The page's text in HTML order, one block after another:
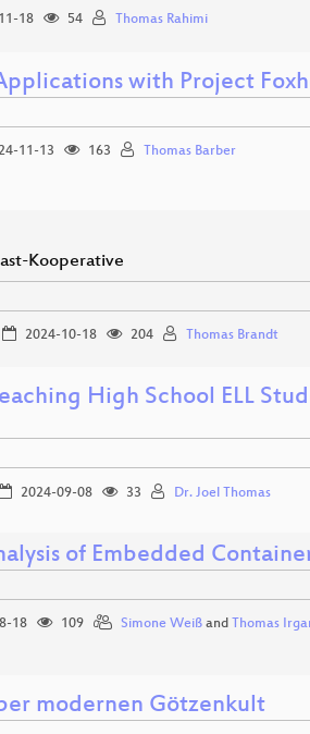
18 54 Thomas Rahimi
with Project
11-13 163 Thomas Barber
Kooperative
2024-10-18 204 Thomas Brandt
High School ELL
2024-09-08 33 Dr. Joel Thomas
of Embedded
18 109 Simone Weißand Thomas
modernen Götzenkult